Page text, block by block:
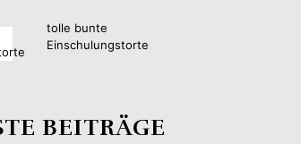
tolle bunte
Einschulungstorte
BEITRÄGE